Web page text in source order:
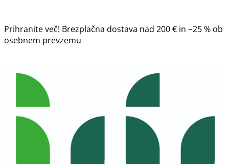
Prihranite več! Brezplačna dostava nad 200 € in −25 % ob
osebnem prevzemu